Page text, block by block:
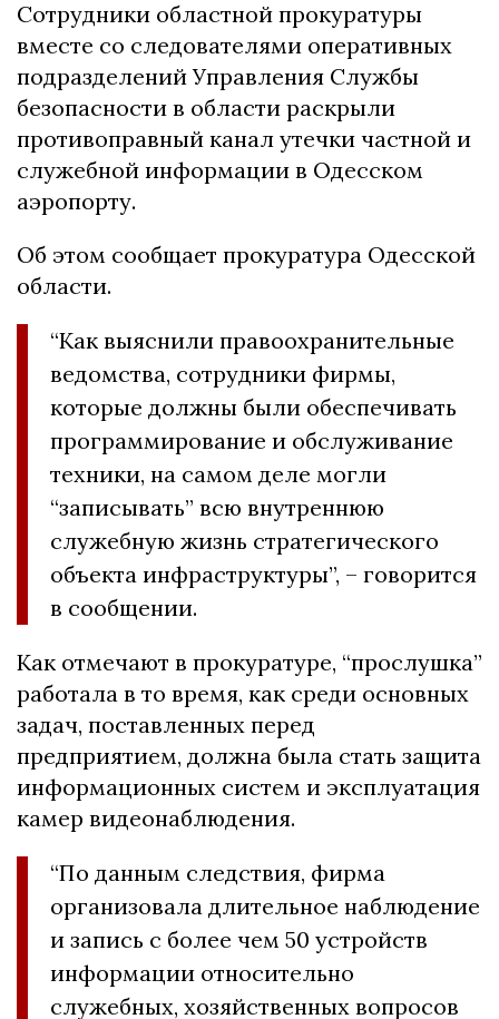
Сотрудники областной прокуратуры
вместе со следователями оперативных
подразделений Управления Службы
безопасности в области раскрыли
противоправный канал утечки частной и
служебной информации в Одесском
аэропорту.
Об этом сообщает прокуратура Одесской
области.
“Как выяснили правоохранительные
ведомства, сотрудники фирмы,
которые должны были обеспечивать
программирование и обслуживание
техники, на самом деле могли
“записывать” всю внутреннюю
служебную жизнь стратегического
объекта инфраструктуры”, – говорится
в сообщении.
Как отмечают в прокуратуре, “прослушка”
работала в то время, как среди основных
задач, поставленных перед
предприятием, должна была стать защита
информационных систем и эксплуатация
камер видеонаблюдения.
“По данным следствия, фирма
организовала длительное наблюдение
и запись с более чем 50 устройств
информации относительно
служебных, хозяйственных вопросов